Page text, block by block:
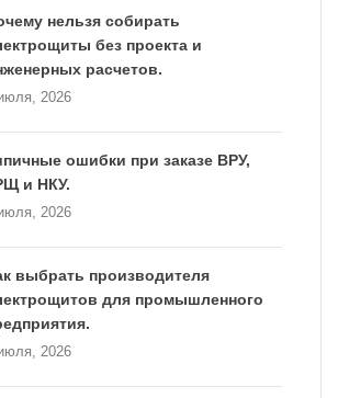
нельзя собирать
без проекта и
расчетов.
2026
ошибки при заказе ВРУ,
и НКУ.
2026
выбрать производителя
для промышленного
2026